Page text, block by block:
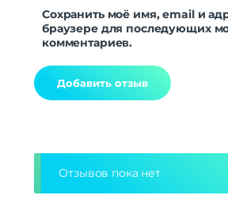
Сохранить моё имя, email и
браузере для последующих
комментариев.
Отзывов пока нет